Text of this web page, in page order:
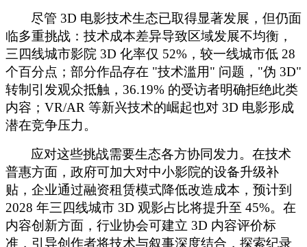
尽管 3D 电影技术生态已取得显著发展，但仍面
临多重挑战：技术成本差异导致区域发展不均衡，
三四线城市影院 3D 化率仅 52%，较一线城市低 28
个百分点；部分作品存在 "技术滥用" 问题，"伪 3D"
转制引发观众抵触，36.19% 的受访者明确拒绝此类
内容；VR/AR 等新兴技术的崛起也对 3D 电影形成
潜在竞争压力。
应对这些挑战需要生态各方协同发力。在技术
普惠方面，政府可加大对中小影院的设备升级补
贴，企业通过融资租赁模式降低改造成本，预计到
2028 年三四线城市 3D 观影占比将提升至 45%。在
内容创新方面，行业协会可建立 3D 内容评价标
准，引导创作者将技术与叙事深度结合，探索纪录